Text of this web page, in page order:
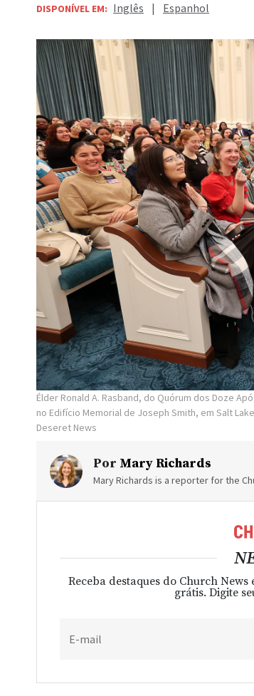
DISPONÍVEL EM: Inglês | Espanhol
Élder Ronald A. Rasband, do Quórum dos Doze
no Edifício Memorial de Joseph Smith, em Salt
Deseret News
Por Mary Richards
Mary Richards is a reporter for the
Receba destaques do Church
grátis. Digite
E-mail